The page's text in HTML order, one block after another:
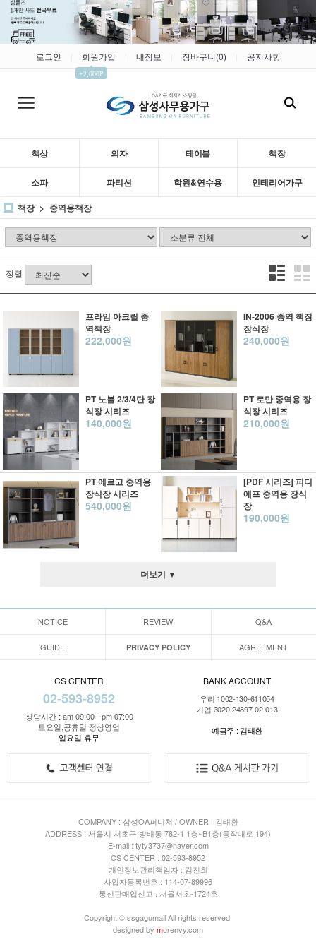
로그인 회원가입
▲
+2,000P
내정보 장바구니(0) 공지사항
책상 의자 테이블 책장
소파 파티션 학원&연수용
인테리어가구
책장
중역용책장
정렬
프라임 아크릴 중
역책장
222,000원
IN-2006 중역 책장
장식장
240,000원
PT 노블 2/3/4단 장
식장 시리즈
140,000원
PT 로만 중역용 장
식장 시리즈
210,000원
PT 에르고 중역용
장식장 시리즈
540,000원
[PDF 시리즈] 피디
에프 중역용 장식
장
190,000원
더보기 ▼
NOTICE REVIEW Q&A
GUIDE PRIVACY POLICY AGREEMENT
CS CENTER
02-593-8952
상담시간 : am 09:00 - pm 07:00
토요일,공휴일 정상영업
일요일 휴무
BANK ACCOUNT
우리 1002-130-611054
기업 3020-24897-02-013
예금주 : 김태환
COMPANY : 삼성OA퍼니쳐 / OWNER : 김태환
ADDRESS : 서울시 서초구 방배동 782-1 1층~B1층(동작대로 194)
E-mail : tyty3737@naver.com
CS CENTER : 02-593-8952
개인정보관리책임자 : 김진희
사업자등록번호 : 114-07-89996
통신판매업신고 : 서울서초-1724호
Copyright © ssgagumall All rights reserved.
designed by morenvy.com